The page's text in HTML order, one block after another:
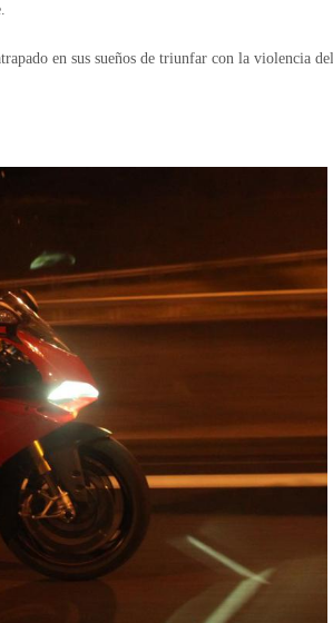
en sus sueños de triunfar con la violencia del